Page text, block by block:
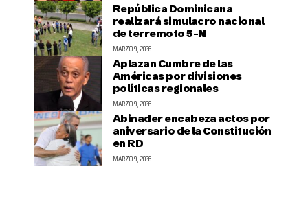
República Dominicana
realizará simulacro nacional
de terremoto 5-N
MARZO 9, 2026
Aplazan Cumbre de las
Américas por divisiones
políticas regionales
MARZO 9, 2026
Abinader encabeza actos por
aniversario de la Constitución
en RD
MARZO 9, 2026